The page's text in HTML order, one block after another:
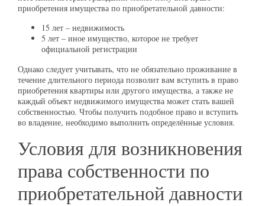
приобретения имущества по приобретательной давности:
15 лет – недвижимость
5 лет – иное имущество, которое не требует
официальной регистрации
Однако следует учитывать, что не обязательно проживание в
течение длительного периода позволит вам вступить в право
приобретения квартиры или другого имущества, а также не
каждый объект недвижимого имущества может стать вашей
собственностью. Чтобы получить подобное право и вступить
во владение, необходимо выполнить определённые условия.
Условия для возникновения
права собственности по
приобретательной давности